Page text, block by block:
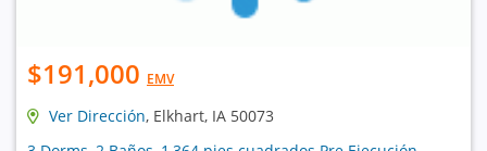
$191,000 EMV
Ver Dirección, Elkhart, IA 50073